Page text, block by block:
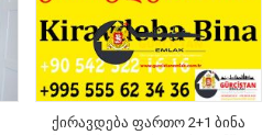
ქირავდება ფართო 2+1 ბინა